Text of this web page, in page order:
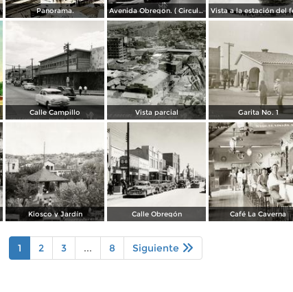
Panorama. Avenida Obregon. ( Circulada el 27 de Junio de 1958 ).
Calle Campillo Vista parcial Garita No. 1
Kiosco y Jardín Calle Obregón Café La Caverna
1 2 3 ... 8 Siguiente